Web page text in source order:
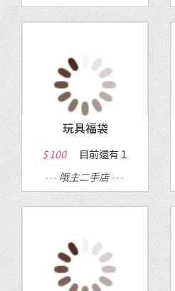
玩具福袋
$ 100 目前還有 1
---哦主二手店---